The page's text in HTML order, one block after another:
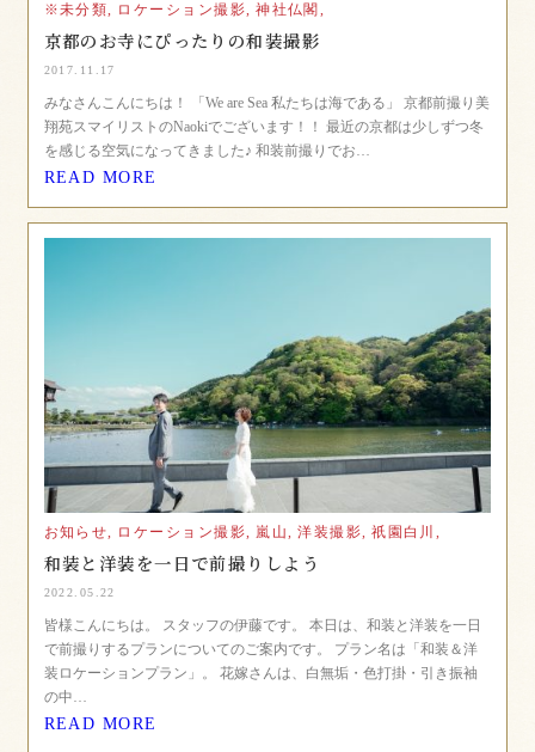
※未分類, ロケーション撮影, 神社仏閣,
京都のお寺にぴったりの和装撮影
2017.11.17
みなさんこんにちは！ 「We are Sea 私たちは海である」 京都前撮り美
翔苑スマイリストのNaokiでございます！！ 最近の京都は少しずつ冬
を感じる空気になってきました♪ 和装前撮りでお…
READ MORE
お知らせ, ロケーション撮影, 嵐山, 洋装撮影, 祇園白川,
和装と洋装を一日で前撮りしよう
2022.05.22
皆様こんにちは。 スタッフの伊藤です。 本日は、和装と洋装を一日
で前撮りするプランについてのご案内です。 プラン名は「和装＆洋
装ロケーションプラン」。 花嫁さんは、白無垢・色打掛・引き振袖
の中…
READ MORE